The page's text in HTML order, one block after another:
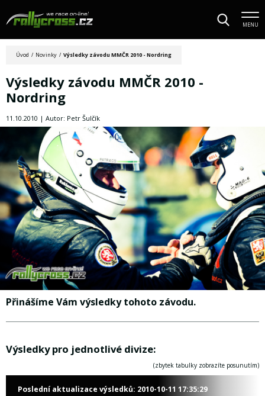
MENU
Úvod / Novinky / Výsledky závodu MMČR 2010 - Nordring
Výsledky závodu MMČR 2010 -
Nordring
11.10.2010 | Autor: Petr Šulčík
Přinášíme Vám výsledky tohoto závodu.
Výsledky pro jednotlivé divize:
(zbytek tabulky zobrazíte posunutím)
Poslední aktualizace výsledků: 2010-10-11 17:35:29